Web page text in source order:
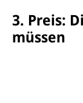
3. Preis:
müssen